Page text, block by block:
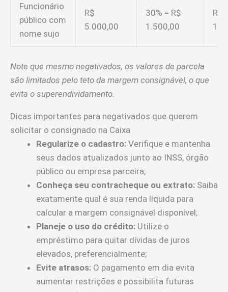
Funcionário
público com
nome sujo
R$
5.000,00
30% = R$
1.500,00
R$
Note que mesmo negativados, os valores de parcela
são limitados pelo teto da margem consignável, o que
evita o superendividamento.
Dicas importantes para negativados que querem
solicitar o consignado na Caixa
Regularize o cadastro: Verifique e mantenha
seus dados atualizados junto ao INSS, órgão
público ou empresa parceira;
Conheça seu contracheque ou extrato: Saiba
exatamente qual é sua renda líquida para
calcular a margem consignável disponível;
Planeje o uso do crédito: Utilize o
empréstimo para quitar dívidas de juros
elevados, preferencialmente;
Evite atrasos: O pagamento em dia evita
aumentar restrições e possibilita futuras